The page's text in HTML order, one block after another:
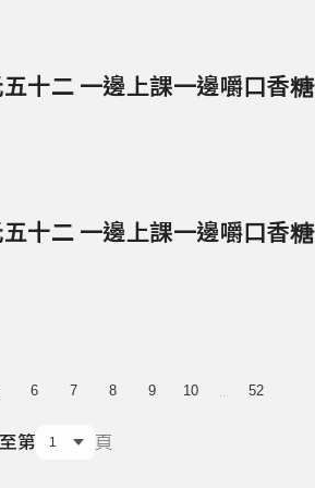
十二 一邊上課一邊嚼口香糖
十二 一邊上課一邊嚼口香糖
6 7 8 9 10 52
第 頁